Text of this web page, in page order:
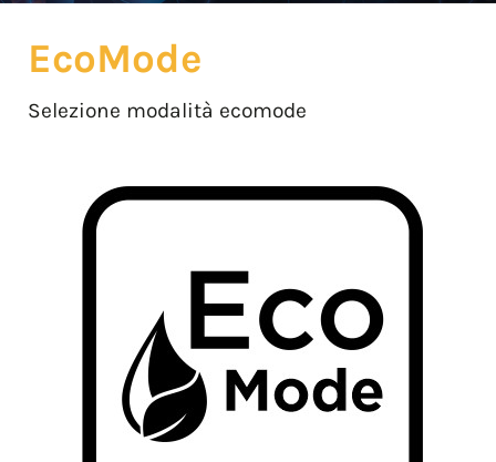
EcoMode
Selezione modalità ecomode